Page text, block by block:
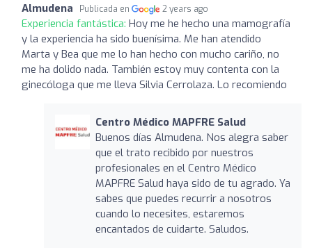
Almudena Publicada en 2 years ago
Experiencia fantástica: Hoy me he hecho una mamografía
y la experiencia ha sido buenísima. Me han atendido
Marta y Bea que me lo han hecho con mucho cariño, no
me ha dolido nada. También estoy muy contenta con la
ginecóloga que me lleva Silvia Cerrolaza. Lo recomiendo
Centro Médico MAPFRE Salud
Buenos días Almudena. Nos alegra saber
que el trato recibido por nuestros
profesionales en el Centro Médico
MAPFRE Salud haya sido de tu agrado. Ya
sabes que puedes recurrir a nosotros
cuando lo necesites, estaremos
encantados de cuidarte. Saludos.